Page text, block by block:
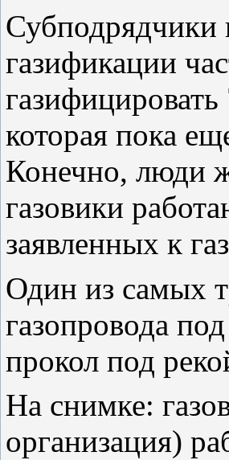
Субподрядчики
газификации
которая пока
Конечно, люди
газовики
заявленных к
Один из самых
газопровода
прокол под
На снимке:
организация)